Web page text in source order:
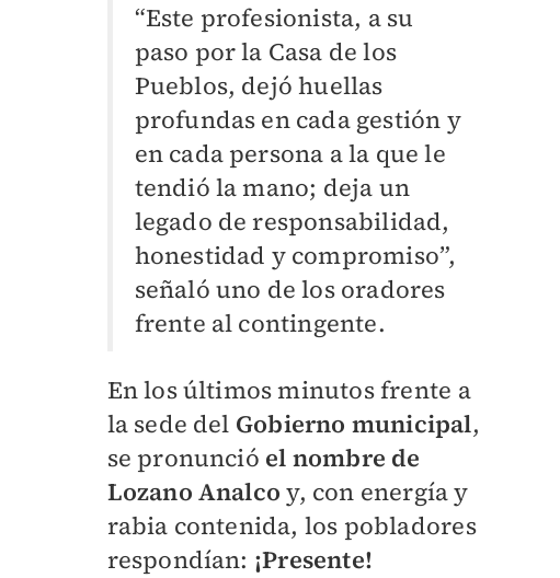
“Este profesionista, a su
paso por la Casa de los
Pueblos, dejó huellas
profundas en cada gestión y
en cada persona a la que le
tendió la mano; deja un
legado de responsabilidad,
honestidad y compromiso”,
señaló uno de los oradores
frente al contingente.
En los últimos minutos frente a
la sede del Gobierno municipal,
se pronunció el nombre de
Lozano Analco y, con energía y
rabia contenida, los pobladores
respondían: ¡Presente!